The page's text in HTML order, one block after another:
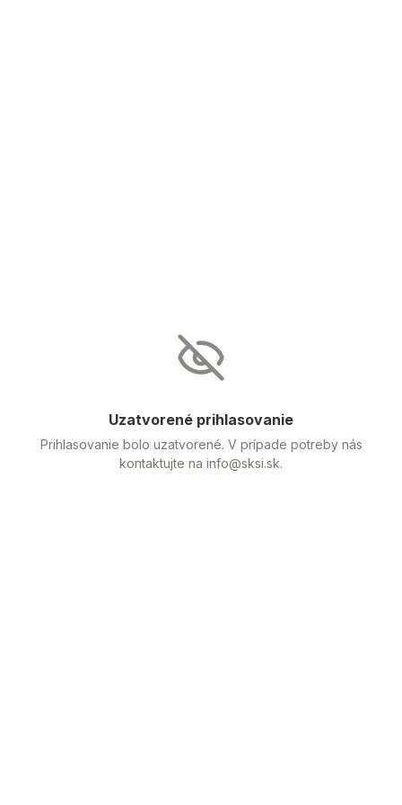
Uzatvorené prihlasovanie
Prihlasovanie bolo uzatvorené. V prípade potreby nás
kontaktujte na info@sksi.sk.